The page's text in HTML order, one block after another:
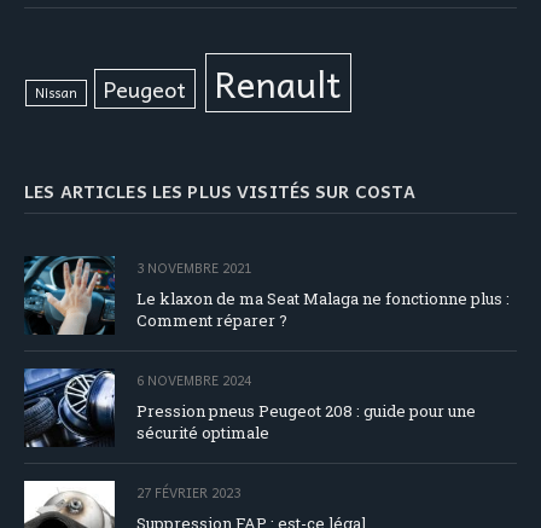
Nissan Peugeot Renault
LES ARTICLES LES PLUS VISITÉS SUR COSTA
3 NOVEMBRE 2021
Le klaxon de ma Seat Malaga ne fonctionne plus :
Comment réparer ?
6 NOVEMBRE 2024
Pression pneus Peugeot 208 : guide pour une
sécurité optimale
27 FÉVRIER 2023